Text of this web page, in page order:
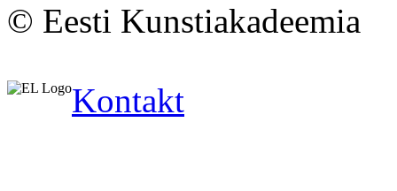
© Eesti Kunstiakadeemia
Kontakt